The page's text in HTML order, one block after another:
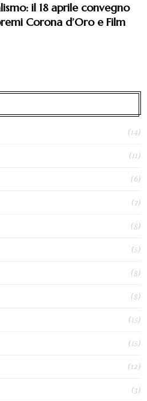
il 18 aprile convegno
Corona d’Oro e Film
(14)
(11)
(6)
(7)
(8)
(5)
(8)
(8)
(15)
(15)
(12)
(3)